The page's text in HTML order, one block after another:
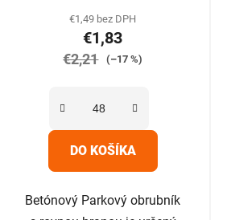
produktu
je
5,0
5
€1,49 bez DPH
€1,83
€2,21 (–17 %)
DO KOŠÍKA
Betónový Parkový obrubník